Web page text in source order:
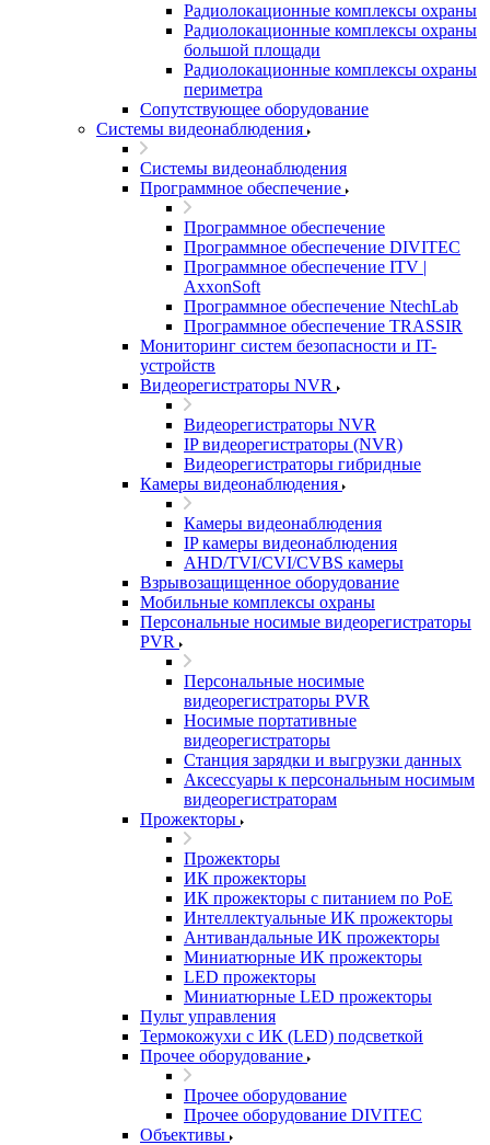
Радиолокационные комплексы охраны
Радиолокационные комплексы охраны
большой площади
Радиолокационные комплексы охраны
периметра
Сопутствующее оборудование
Системы видеонаблюдения
Системы видеонаблюдения
Программное обеспечение
Программное обеспечение
Программное обеспечение DIVITEC
Программное обеспечение ITV |
AxxonSoft
Программное обеспечение NtechLab
Программное обеспечение TRASSIR
Мониторинг систем безопасности и IT-
устройств
Видеорегистраторы NVR
Видеорегистраторы NVR
IP видеорегистраторы (NVR)
Видеорегистраторы гибридные
Камеры видеонаблюдения
Камеры видеонаблюдения
IP камеры видеонаблюдения
AHD/TVI/CVI/CVBS камеры
Взрывозащищенное оборудование
Мобильные комплексы охраны
Персональные носимые видеорегистраторы
PVR
Персональные носимые
видеорегистраторы PVR
Носимые портативные
видеорегистраторы
Станция зарядки и выгрузки данных
Аксессуары к персональным носимым
видеорегистраторам
Прожекторы
Прожекторы
ИК прожекторы
ИК прожекторы с питанием по PoE
Интеллектуальные ИК прожекторы
Антивандальные ИК прожекторы
Миниатюрные ИК прожекторы
LED прожекторы
Миниатюрные LED прожекторы
Пульт управления
Термокожухи с ИК (LED) подсветкой
Прочее оборудование
Прочее оборудование
Прочее оборудование DIVITEC
Объективы